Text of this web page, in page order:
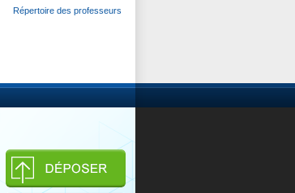
Répertoire des professeurs